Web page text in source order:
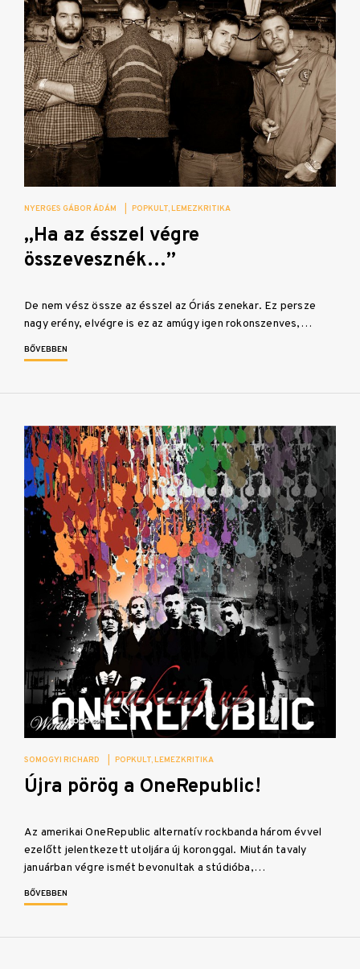
NYERGES GÁBOR ÁDÁM POPKULT LEMEZKRITIKA
„Ha az ésszel végre
összevesznék…”
De nem vész össze az ésszel az Óriás zenekar. Ez persze
nagy erény, elvégre is ez az amúgy igen rokonszenves,…
BŐVEBBEN
SOMOGYI RICHARD POPKULT LEMEZKRITIKA
Újra pörög a OneRepublic!
Az amerikai OneRepublic alternatív rockbanda három évvel
ezelőtt jelentkezett utoljára új koronggal. Miután tavaly
januárban végre ismét bevonultak a stúdióba,…
BŐVEBBEN